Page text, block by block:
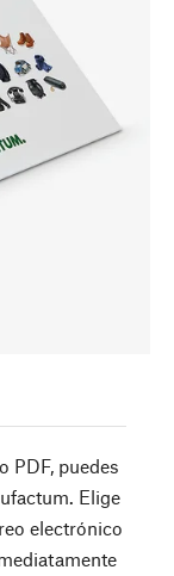
PDF, puedes
Elige
electrónico